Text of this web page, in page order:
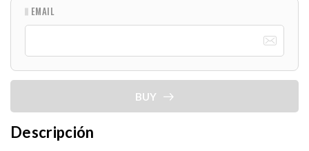
EMAIL
BUY
Descripción